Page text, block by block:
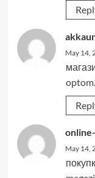
May 14,
May 14,